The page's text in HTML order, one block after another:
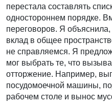
перестала составлять
одностороннем порядке.
переговоров. Я
вклад в общее
не справляемся. Я
мог выбрать те, что
отторжение. Например,
посудомоечной машины,
рабочем столе и вынос